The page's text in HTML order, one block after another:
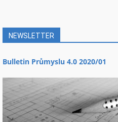
NEWSLETTER
Bulletin Průmyslu 4.0 2020/01